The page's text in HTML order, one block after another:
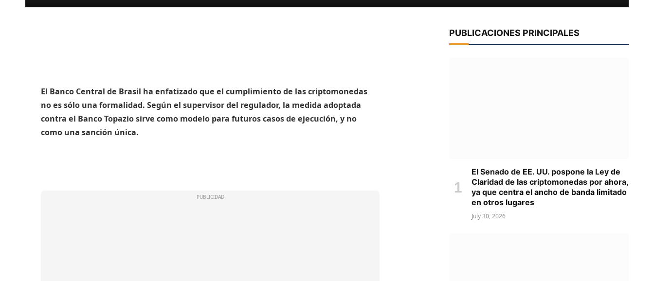
El Banco Central de Brasil ha enfatizado que el cumplimiento de las criptomonedas
no es sólo una formalidad. Según el supervisor del regulador, la medida adoptada
contra el Banco Topazio sirve como modelo para futuros casos de ejecución, y no
como una sanción única.
PUBLICACIONES PRINCIPALES
El Senado de EE. UU. pospone la Ley de
Claridad de las criptomonedas por ahora,
ya que centra el ancho de banda limitado
en otros lugares
July 30, 2026